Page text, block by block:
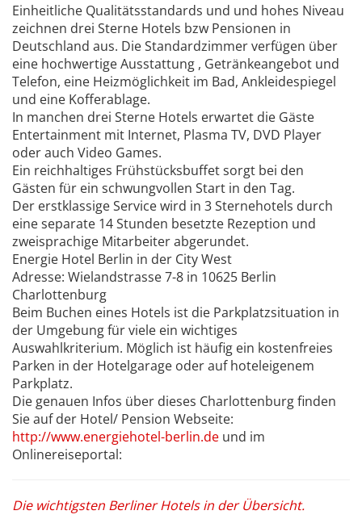
Einheitliche Qualitätsstandards und und hohes Niveau
zeichnen drei Sterne Hotels bzw Pensionen in
Deutschland aus. Die Standardzimmer verfügen über
eine hochwertige Ausstattung , Getränkeangebot und
Telefon, eine Heizmöglichkeit im Bad, Ankleidespiegel
und eine Kofferablage.
In manchen drei Sterne Hotels erwartet die Gäste
Entertainment mit Internet, Plasma TV, DVD Player
oder auch Video Games.
Ein reichhaltiges Frühstücksbuffet sorgt bei den
Gästen für ein schwungvollen Start in den Tag.
Der erstklassige Service wird in 3 Sternehotels durch
eine separate 14 Stunden besetzte Rezeption und
zweisprachige Mitarbeiter abgerundet.
Energie Hotel Berlin in der City West
Adresse: Wielandstrasse 7-8 in 10625 Berlin
Charlottenburg
Beim Buchen eines Hotels ist die Parkplatzsituation in
der Umgebung für viele ein wichtiges
Auswahlkriterium. Möglich ist häufig ein kostenfreies
Parken in der Hotelgarage oder auf hoteleigenem
Parkplatz.
Die genauen Infos über dieses Charlottenburg finden
Sie auf der Hotel/ Pension Webseite:
http://www.energiehotel-berlin.de und im
Onlinereiseportal:
Die wichtigsten Berliner Hotels in der Übersicht.